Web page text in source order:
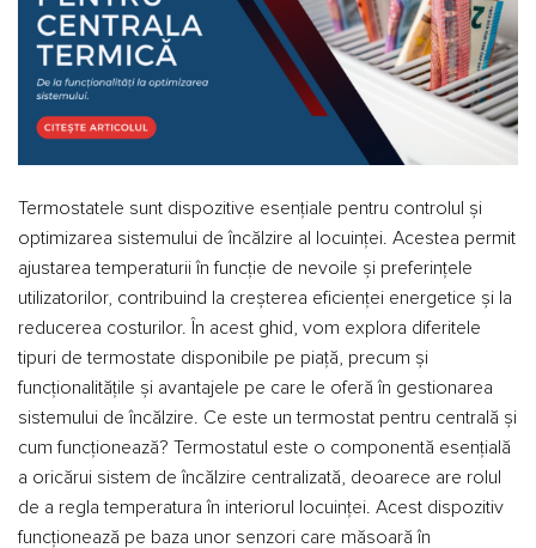
Termostatele sunt dispozitive esențiale pentru controlul și
optimizarea sistemului de încălzire al locuinței. Acestea permit
ajustarea temperaturii în funcție de nevoile și preferințele
utilizatorilor, contribuind la creșterea eficienței energetice și la
reducerea costurilor. În acest ghid, vom explora diferitele
tipuri de termostate disponibile pe piață, precum și
funcționalitățile și avantajele pe care le oferă în gestionarea
sistemului de încălzire. Ce este un termostat pentru centrală și
cum funcționează? Termostatul este o componentă esențială
a oricărui sistem de încălzire centralizată, deoarece are rolul
de a regla temperatura în interiorul locuinței. Acest dispozitiv
funcționează pe baza unor senzori care măsoară în